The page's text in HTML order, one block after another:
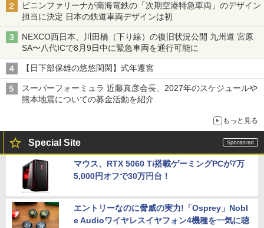
ピニンファリーナが南海電鉄の「次期空港特急車両」のデザイン
担当に決定 日本の鉄道車両デザインは初
NEXCO西日本、川田橋（下り線）の復旧状況公開 九州道 宮原
SA〜八代ICで8月9日中に緊急車両を通行可能に
【日下部保雄の悠悠閑閑】式年遷宮
スーパーフォーミュラ 近藤真彦会長、2027年のスケジュールや
熊本地震についての募金活動を紹介
もっと見る
Special Site
マウス、RTX 5060 Ti搭載ゲーミングPCが7万
5,000円オフで30万円台！
エントリーなのに脅威の実力!「Osprey」Nobl
e Audioワイヤレスイヤフォン4機種を一気に聴